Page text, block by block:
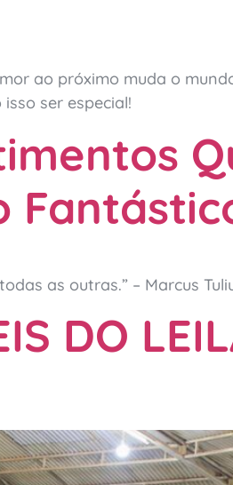
ao próximo muda o
ser especial!
as outras.” – Marcus
DO